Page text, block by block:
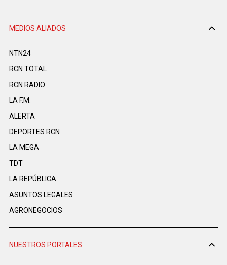
MEDIOS ALIADOS
NTN24
RCN TOTAL
RCN RADIO
LA F.M.
ALERTA
DEPORTES RCN
LA MEGA
TDT
LA REPÚBLICA
ASUNTOS LEGALES
AGRONEGOCIOS
NUESTROS PORTALES